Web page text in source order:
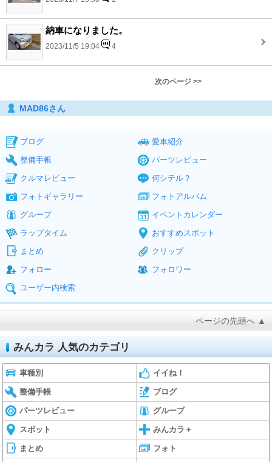
納車になりました。
2023/11/5 19:04 4
次のページ >>
MAD86さん
ブログ
愛車紹介
整備手帳
パーツレビュー
クルマレビュー
何シテル？
フォトギャラリー
フォトアルバム
グループ
イベントカレンダー
ラップタイム
おすすめスポット
まとめ
クリップ
フォロー
フォロワー
ユーザー内検索
ページの先頭へ ▲
みんカラ 人気のカテゴリ
車種別 イイね！
整備手帳 ブログ
パーツレビュー グループ
スポット みんカラ＋
まとめ フォト